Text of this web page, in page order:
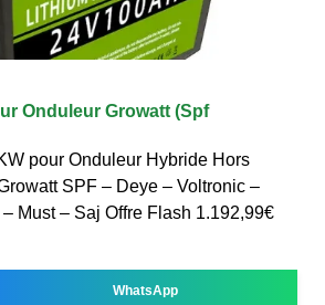
Onduleur Growatt (Spf
pour Onduleur Hybride Hors
SPF – Deye – Voltronic –
Must – Saj Offre Flash 1.192,99€
WhatsApp